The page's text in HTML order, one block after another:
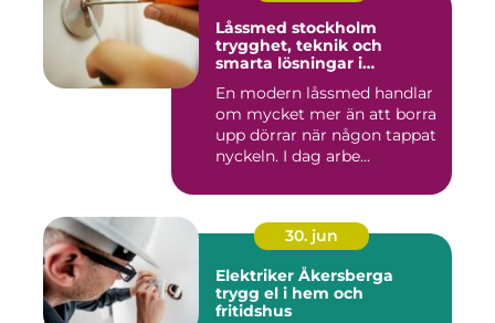
Låssmed stockholm
trygghet, teknik och
smarta lösningar i
En modern låssmed handlar
om mycket mer än att borra
upp dörrar när någon tappat
nyckeln. I dag arbe...
30. jun
Elektriker Åkersberga
trygg el i hem och
fritidshus